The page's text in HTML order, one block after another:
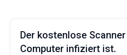
Der kostenlose
Computer infiziert ist.